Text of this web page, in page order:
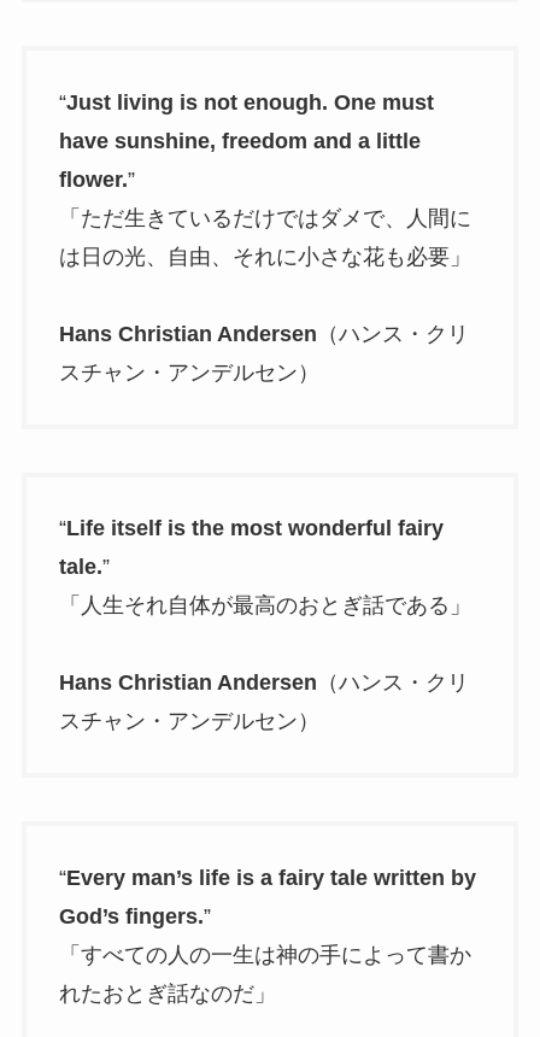
“Just living is not enough. One must
have sunshine, freedom and a little
flower.”
「ただ生きているだけではダメで、人間に
は日の光、自由、それに小さな花も必要」
Hans Christian Andersen （ハンス・クリ
スチャン・アンデルセン）
“Life itself is the most wonderful fairy
tale.”
「人生それ自体が最高のおとぎ話である」
Hans Christian Andersen （ハンス・クリ
スチャン・アンデルセン）
“Every man’s life is a fairy tale written by
God’s fingers.”
「すべての人の一生は神の手によって書か
れたおとぎ話なのだ」